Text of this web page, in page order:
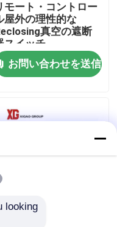
モート・コントロー
屋外の理性的な
真空の遮断
スイッチ
お問い合わせを送信
looking